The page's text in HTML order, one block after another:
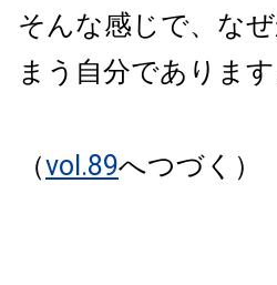
そんな感じで、な
まう自分であります
（vol.89へつづく）